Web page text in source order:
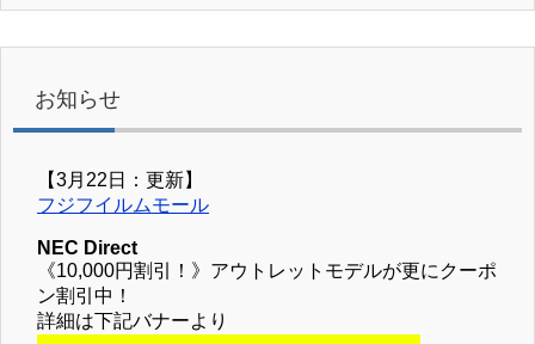
お知らせ
【3月22日：更新】
フジフイルムモール
NEC Direct
《10,000円割引！》アウトレットモデルが更にクーポ
ン割引中！
詳細は下記バナーより